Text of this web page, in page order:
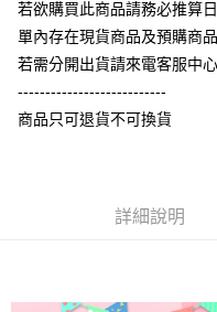
成交易。
3.實際核准額度、可分期數及費
4.訂單成立30分鐘內，如未前往
【繳款方式說明】
買賣價金債權讓與本公司後，
【關於「AFTEE先享後付」】
AFTEE先享後付是「在收到商
１．簡單：不需註冊會員、不需
２．便利：只要手機號碼，簡訊
３．安心：先確認商品／服務後
２．訂單成立數日內，您將收到
３．收到繳費通知簡訊後14天
後付繳納相關費用。
ATM付款
全家付款取貨
每筆NT$60，滿NT$899(含
若欲購買此商品請務必推算
單內存在現貨商品及預購商
若需分開出貨請來電客服中
---------------------------
商品只可退貨不可換貨
詳細說明